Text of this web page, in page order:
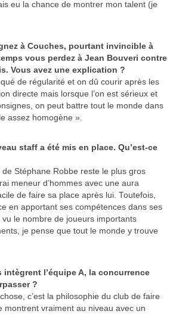
eu la chance de montrer mon talent (je
à Couches, pourtant invincible à
vous perdez à Jean Bouveri contre
Vous avez une explication ?
de régularité et on dû courir après les
directe mais lorsque l’on est sérieux et
on peut battre tout le monde dans
assez homogène ».
staff a été mis en place. Qu’est-ce
Stéphane Robbe reste le plus gros
meneur d’hommes avec une aura
de faire sa place après lui. Toutefois,
en apportant ses compétences dans ses
le nombre de joueurs importants
je pense que tout le monde y trouve
intègrent l’équipe A, la concurrence
?
c’est la philosophie du club de faire
montrent vraiment au niveau avec un